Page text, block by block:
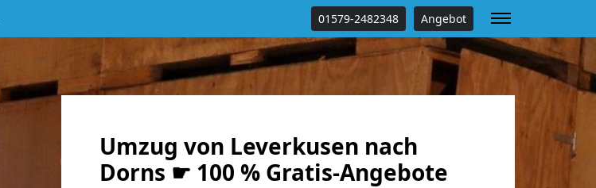
01579-2482348 Angebot
Umzug von Leverkusen nach
Dorns ☛ 100 % Gratis-Angebote